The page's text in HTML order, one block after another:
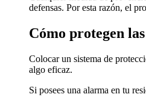
defensas. Por esta razón, el
Cómo protegen
Colocar un sistema de
algo eficaz.
Si posees una alarma en tu